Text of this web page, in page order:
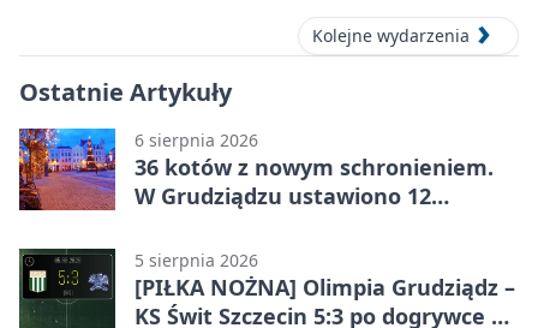
Kolejne wydarzenia
Ostatnie Artykuły
6 sierpnia 2026
36 kotów z nowym schronieniem.
W Grudziądzu ustawiono 12
5 sierpnia 2026
[PIŁKA NOŻNA] Olimpia Grudziądz –
KS Świt Szczecin 5:3 po dogrywce w